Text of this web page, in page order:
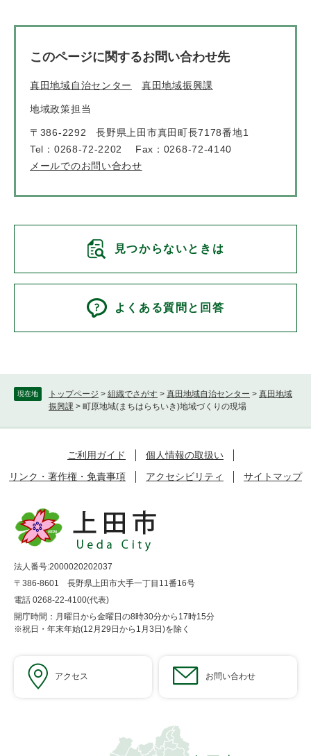
現在地 トップページ > 組織でさがす > 真田地域自治センター > 真田地域
振興課 > 町原地域(まちはらちいき)地域づくりの現場
このページに関するお問い合わせ先
真田地域自治センター 真田地域振興課
地域政策担当
〒386-2292
長野県上田市真田町長7178番地1
Tel：0268-72-2202
Fax：0268-72-4140
メールでのお問い合わせ
見つからないときは
よくある質問と回答
ご利用ガイド
個人情報の取扱い
リンク・著作権・免責事項
アクセシビリティ サイトマップ
法人番号:2000020202037
〒386-8601 長野県上田市大手一丁目11番16号
電話 0268-22-4100(代表)
開庁時間：月曜日から金曜日の8時30分から17時15分
※祝日・年末年始(12月29日から1月3日)を除く
アクセス お問い合わせ